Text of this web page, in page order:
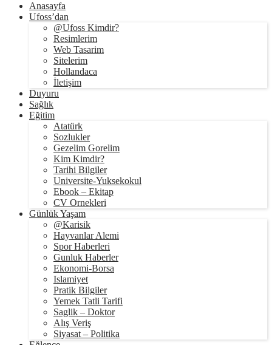
Anasayfa
Ufoss’dan
@Ufoss Kimdir?
Resimlerim
Web Tasarim
Sitelerim
Hollandaca
İletişim
Duyuru
Sağlık
Eğitim
Atatürk
Sozlukler
Gezelim Gorelim
Kim Kimdir?
Tarihi Bilgiler
Universite-Yuksekokul
Ebook – Ekitap
CV Ornekleri
Günlük Yaşam
@Karisik
Hayvanlar Alemi
Spor Haberleri
Gunluk Haberler
Ekonomi-Borsa
Islamiyet
Pratik Bilgiler
Yemek Tatli Tarifi
Saglik – Doktor
Alış Veriş
Siyasat – Politika